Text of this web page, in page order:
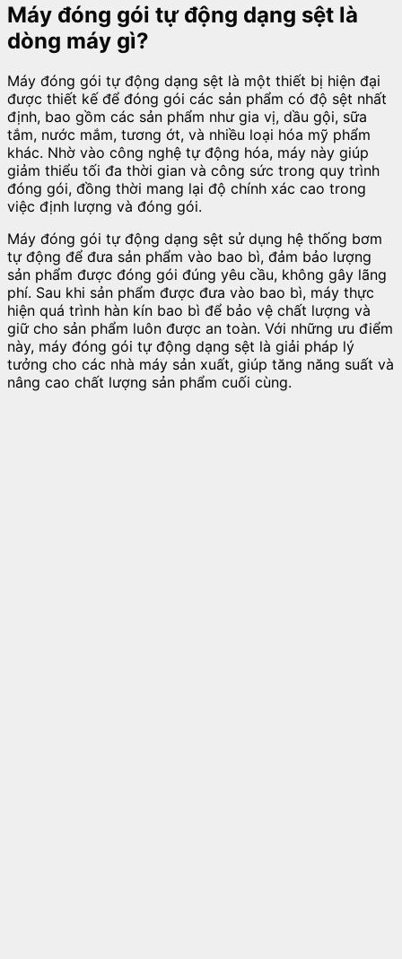
Máy đóng gói tự động dạng sệt là
dòng máy gì?
Máy đóng gói tự động dạng sệt là một thiết bị hiện đại
được thiết kế để đóng gói các sản phẩm có độ sệt nhất
định, bao gồm các sản phẩm như gia vị, dầu gội, sữa
tắm, nước mắm, tương ớt, và nhiều loại hóa mỹ phẩm
khác. Nhờ vào công nghệ tự động hóa, máy này giúp
giảm thiểu tối đa thời gian và công sức trong quy trình
đóng gói, đồng thời mang lại độ chính xác cao trong
việc định lượng và đóng gói.
Máy đóng gói tự động dạng sệt sử dụng hệ thống bơm
tự động để đưa sản phẩm vào bao bì, đảm bảo lượng
sản phẩm được đóng gói đúng yêu cầu, không gây lãng
phí. Sau khi sản phẩm được đưa vào bao bì, máy thực
hiện quá trình hàn kín bao bì để bảo vệ chất lượng và
giữ cho sản phẩm luôn được an toàn. Với những ưu điểm
này, máy đóng gói tự động dạng sệt là giải pháp lý
tưởng cho các nhà máy sản xuất, giúp tăng năng suất và
nâng cao chất lượng sản phẩm cuối cùng.